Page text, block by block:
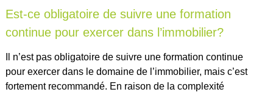
Est-ce obligatoire de suivre une formation
continue pour exercer dans l’immobilier?
Il n’est pas obligatoire de suivre une formation continue
pour exercer dans le domaine de l’immobilier, mais c’est
fortement recommandé. En raison de la complexité